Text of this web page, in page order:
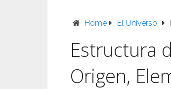
Home El Universo
Estructura
Origen,